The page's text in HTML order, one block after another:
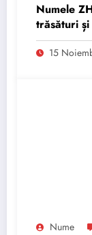
Numele
trăsături
15
Nume